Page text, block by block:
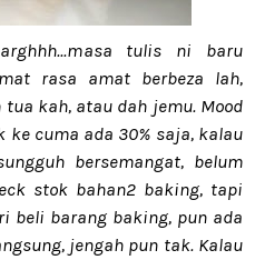
tulis ni baru
rasa amat berbeza lah,
kah, atau dah jemu. Mood
cuma ada 30% saja, kalau
bersemangat, belum
stok bahan2 baking, tapi
beli barang baking, pun ada
jengah pun tak. Kalau